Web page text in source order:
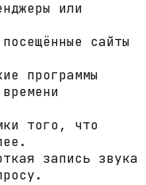
или
сайты
программы
того, что
запись звука